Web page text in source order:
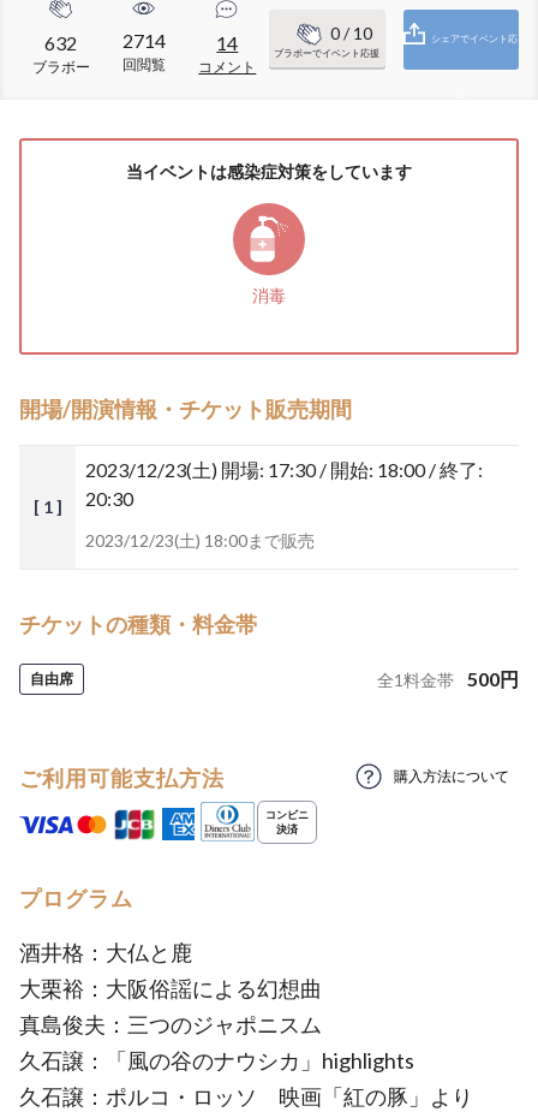
632
ブラボー
2714
回閲覧
14
コメント
0/ 10
ブラボーでイベント応援
シェアでイベント応
当イベントは感染症対策をしています
消毒
開場/開演情報・チケット販売期間
[ 1 ]
2023/12/23(土) 開場: 17:30 / 開始: 18:00 / 終了:
20:30
2023/12/23(土) 18:00まで販売
チケットの種類・料金帯
自由席 全1料金帯 500円
ご利用可能支払方法 購入方法について
プログラム
酒井格：大仏と鹿
大栗裕：大阪俗謡による幻想曲
真島俊夫：三つのジャポニスム
久石譲：「風の谷のナウシカ」highlights
久石譲：ポルコ・ロッソ 映画「紅の豚」より